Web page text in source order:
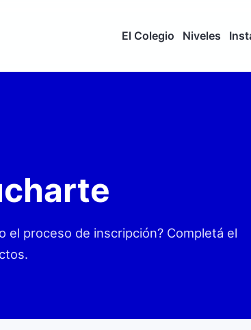
El Colegio Niveles
el proceso de inscripción? Completá el